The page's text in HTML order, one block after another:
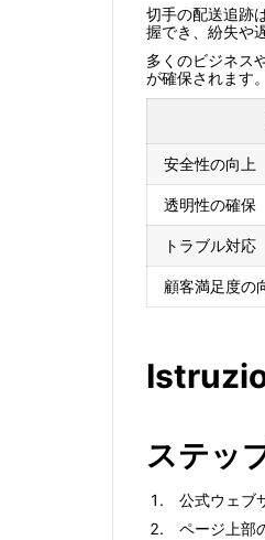
切手の配送追跡
握でき、紛失や
多くのビジネス
が確保されます。
安全性の向上
透明性の確保
トラブル対応
顧客満足度の
ステッ
公式ウェブ
ページ上部